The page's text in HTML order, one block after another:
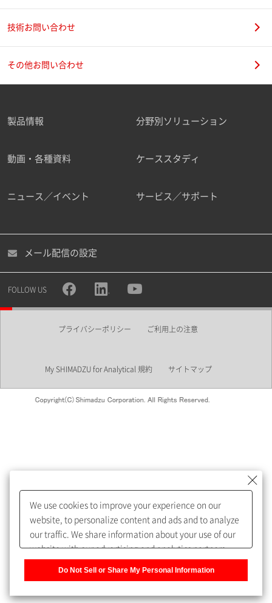
ご勤務先
職種
所属部署
めします。
My SHIMADZU for Analyticalへ登録いただくと、技術情報や
取扱説明書・Webinarなどの閲覧ができます。
うになります。
技術お問い合わせ
その他お問い合わせ
製品情報 分野別ソリューション
動画・各種資料 ケーススタディ
ニュース／イベント サービス／サポート
メール配信の設定
FOLLOW US
プライバシーポリシー ご利用上の注意
My SHIMADZU for Analytical 規約 サイトマップ
We use cookies to improve your experience on our
website, to personalize content and ads and to analyze
our traffic. We share information about your use of our
website with our advertising and analytics partners,
Do Not Sell or Share My Personal Information